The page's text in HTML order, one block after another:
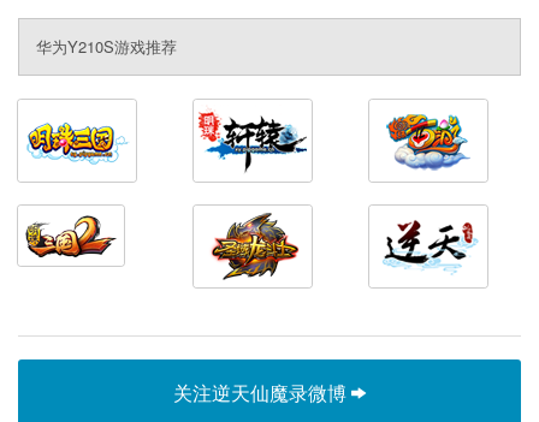
华为Y210S游戏推荐
关注逆天仙魔录微博